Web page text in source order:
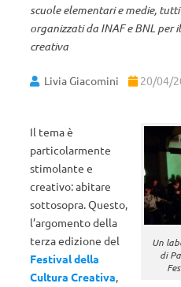
scuole elementari e medie,
organizzati da INAF e BNL per
creativa
Livia Giacomini 20/04/
Un
di
Il tema è
particolarmente
stimolante e
creativo: abitare
sottosopra. Questo,
l’argomento della
terza edizione del
Festival della
Cultura Creativa,